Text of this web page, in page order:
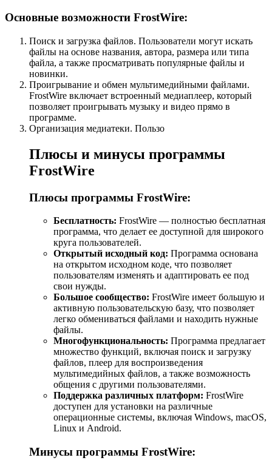
Основные возможности FrostWire:
Поиск и загрузка файлов. Пользователи могут искать
файлы на основе названия, автора, размера или типа
файла, а также просматривать популярные файлы и
новинки.
Проигрывание и обмен мультимедийными файлами.
FrostWire включает встроенный медиаплеер, который
позволяет проигрывать музыку и видео прямо в
программе.
Организация медиатеки. Пользо
Плюсы и минусы программы
FrostWire
Плюсы программы FrostWire:
Бесплатность: FrostWire — полностью бесплатная
программа, что делает ее доступной для широкого
круга пользователей.
Открытый исходный код: Программа основана
на открытом исходном коде, что позволяет
пользователям изменять и адаптировать ее под
свои нужды.
Большое сообщество: FrostWire имеет большую и
активную пользовательскую базу, что позволяет
легко обмениваться файлами и находить нужные
файлы.
Многофункциональность: Программа предлагает
множество функций, включая поиск и загрузку
файлов, плеер для воспроизведения
мультимедийных файлов, а также возможность
общения с другими пользователями.
Поддержка различных платформ: FrostWire
доступен для установки на различные
операционные системы, включая Windows, macOS,
Linux и Android.
Минусы программы FrostWire: